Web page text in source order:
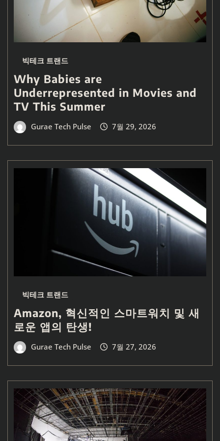
빅테크 트랜드
Why Babies are
Underrepresented in Movies and
TV This Summer
Gurae Tech Pulse 7월 29, 2026
빅테크 트랜드
Amazon, 혁신적인 스마트워치 및 새
로운 앱의 탄생!
Gurae Tech Pulse 7월 27, 2026